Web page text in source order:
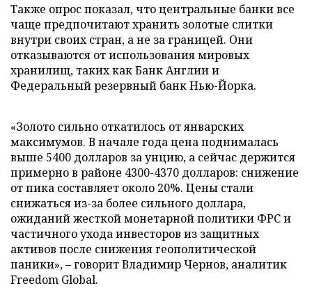
Также опрос показал, что центральные банки все
чаще предпочитают хранить золотые слитки
внутри своих стран, а не за границей. Они
отказываются от использования мировых
хранилищ, таких как Банк Англии и
Федеральный резервный банк Нью-Йорка.
«Золото сильно откатилось от январских
максимумов. В начале года цена поднималась
выше 5400 долларов за унцию, а сейчас держится
примерно в районе 4300-4370 долларов: снижение
от пика составляет около 20%. Цены стали
снижаться из-за более сильного доллара,
ожиданий жесткой монетарной политики ФРС и
частичного ухода инвесторов из защитных
активов после снижения геополитической
паники», – говорит Владимир Чернов, аналитик
Freedom Global.